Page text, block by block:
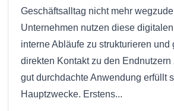
Geschäftsalltag nicht mehr
Unternehmen nutzen diese
interne Abläufe zu strukturieren und
direkten Kontakt zu den
gut durchdachte Anwendung erfüllt
Hauptzwecke. Erstens...